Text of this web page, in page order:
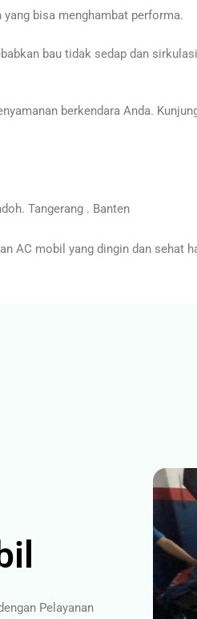
bisa menghambat performa.
bau tidak sedap dan
berkendara Anda.
Tangerang . Banten
AC mobil yang dingin dan sehat
Pelayanan